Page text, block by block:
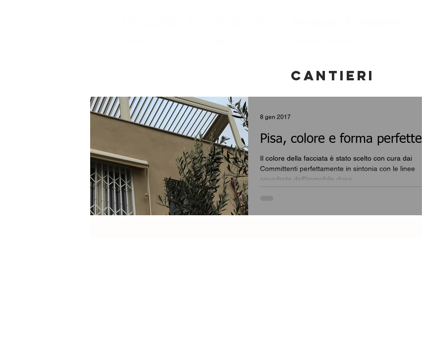
CANTIERI
Pisa, colore e forma perfette
Il colore della facciata è stato scelto con cura dai
Committenti perfettamente in sintonia con le linee
squadrate dell'immobile dona...
8 gen 2017